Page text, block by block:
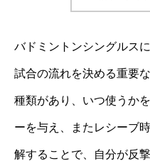
バドミントンシングルス
試合の流れを決める重要
種類があり、いつ使うか
ーを与え、またレシーブ
解することで、自分が反